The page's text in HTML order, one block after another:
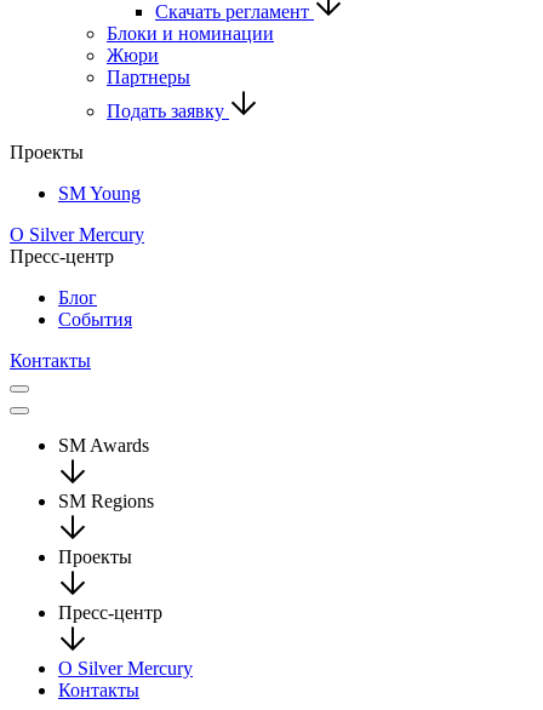
Скачать регламент
Блоки и номинации
Жюри
Партнеры
Подать заявку
Проекты
SM Young
О Silver Mercury
Пресс-центр
Блог
События
Контакты
SM Awards
SM Regions
Проекты
Пресс-центр
О Silver Mercury
Контакты